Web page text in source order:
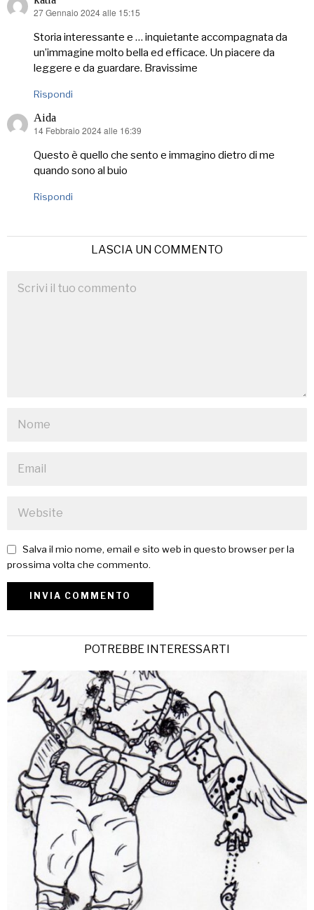
ha
27 Gennaio 2024 alle 15:15
Storia interessante e … inquietante accompagnata da
un’immagine molto bella ed efficace. Un piacere da
leggere e da guardare. Bravissime
Rispondi
Aida
ha
14 Febbraio 2024 alle 16:39
Questo è quello che sento e immagino dietro di me
quando sono al buio
Rispondi
LASCIA UN COMMENTO
Salva il mio nome, email e sito web in questo browser per la
prossima volta che commento.
POTREBBE INTERESSARTI